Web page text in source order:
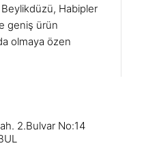
Habipler
geniş ürün
olmaya özen
2.Bulvar No:14